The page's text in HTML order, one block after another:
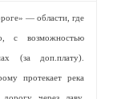
— области, где
с возможностью
(за доп.плату).
протекает река